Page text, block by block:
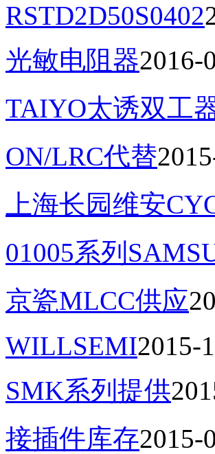
RSTD2D50S0402
光敏电阻器2016-
TAIYO太诱双工
ON/LRC代替
上海长园维安
01005系列
京瓷MLCC供应
WILLSEMI2015-
SMK系列提供
接插件库存2015-